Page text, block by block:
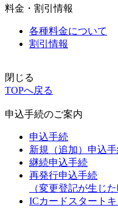
料金・割引情報
各種料金について
割引情報
閉じる
TOPへ戻る
申込手続のご案内
申込手続
新規（追加）申込
継続申込手続
再発行申込手続
（変更登記が生じた
ICカードスタートキ